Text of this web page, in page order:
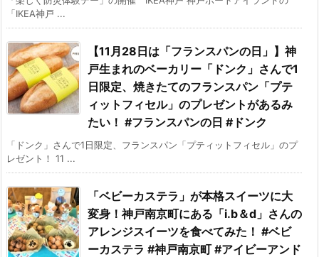
「IKEA神戸 ...
【11月28日は「フランスパンの日」】神
戸生まれのベーカリー「ドンク」さんで1
日限定、焼きたてのフランスパン「プテ
ィットフィセル」のプレゼントがあるみ
たい！ #フランスパンの日 #ドンク
「ドンク」さんで1日限定、フランスパン「プティットフィセル」のプ
レゼント！ 11 ...
「ベビーカステラ」が本格スイーツに大
変身！神戸南京町にある「i.b＆d」さんの
アレンジスイーツを食べてみた！ #ベビ
ーカステラ #神戸南京町 #アイビーアンド